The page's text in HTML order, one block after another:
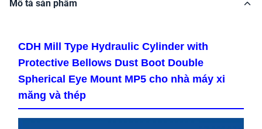
Mô tả sản phẩm
CDH Mill Type Hydraulic Cylinder with
Protective Bellows Dust Boot Double
Spherical Eye Mount MP5 cho nhà máy xi
măng và thép